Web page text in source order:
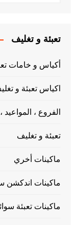
تعبئة و تغليف
أكياس و خامات
اكياس تعبئة و
الفروع ،
تعبئة و تغليف
ماكينات أخري
ماكينات اندكشن
ماكينات تعبئة